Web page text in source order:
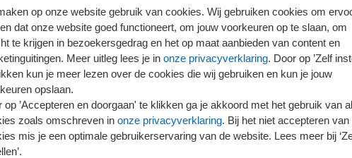
op onze website gebruik van cookies. Wij gebruiken cookies om
dat onze website goed functioneert, om jouw voorkeuren op te slaan, om
te krijgen in bezoekersgedrag en het op maat aanbieden van content en
Meer uitleg lees je in onze privacyverklaring. Door op ’Zelf
kun je meer lezen over de cookies die wij gebruiken en kun je jouw
opslaan.
op ’Accepteren en doorgaan' te klikken ga je akkoord met het gebruik van
zoals omschreven in onze privacyverklaring. Bij het niet accepteren van
mis je een optimale gebruikerservaring van de website. Lees meer bij
hieronder wat voor jou van toepassing is.
Ons kantoor is nog geen lid van SRA